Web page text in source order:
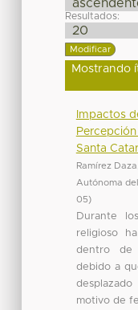
Resultados:
Mostrando
Impactos
Santa
Ramírez
Autónoma
05)
Durante
religioso
dentro de
debido a
motivo de